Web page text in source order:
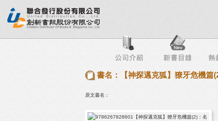
榜 出版社專區 書店專區 目錄下載 會員服務
書名：【神探邁克狐】獠牙危機篇
原文書名：